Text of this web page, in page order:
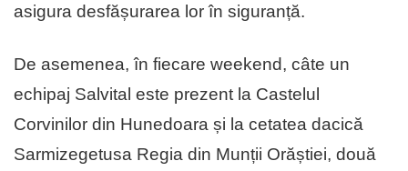
asigura desfășurarea lor în siguranță.
De asemenea, în fiecare weekend, câte un
echipaj Salvital este prezent la Castelul
Corvinilor din Hunedoara și la cetatea dacică
Sarmizegetusa Regia din Munții Orăștiei, două